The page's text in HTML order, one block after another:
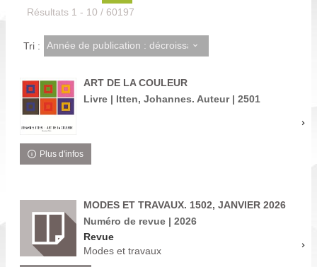
Résultats 1 - 10 / 60197
Tri : Année de publication : décroissant
ART DE LA COULEUR
Livre | Itten, Johannes. Auteur | 2501
Plus d'infos
MODES ET TRAVAUX. 1502, JANVIER 2026
Numéro de revue | 2026
Revue
Modes et travaux